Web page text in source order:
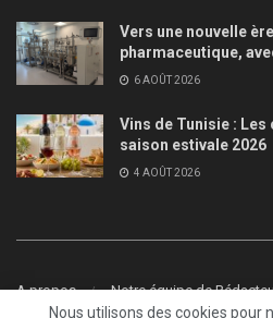
Vers une nouvelle
pharmaceutique,
6 AOÛT 2026
Vins de Tunisie : Les
saison estivale 2026
4 AOÛT 2026
A propos Notre équipe de
ContactNous utilisons des cookies pour